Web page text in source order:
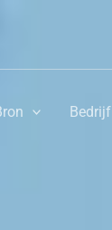
Bedrijf